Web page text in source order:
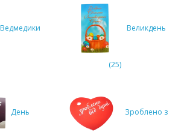
Ведмедики Великдень
(25)
День Зроблено з